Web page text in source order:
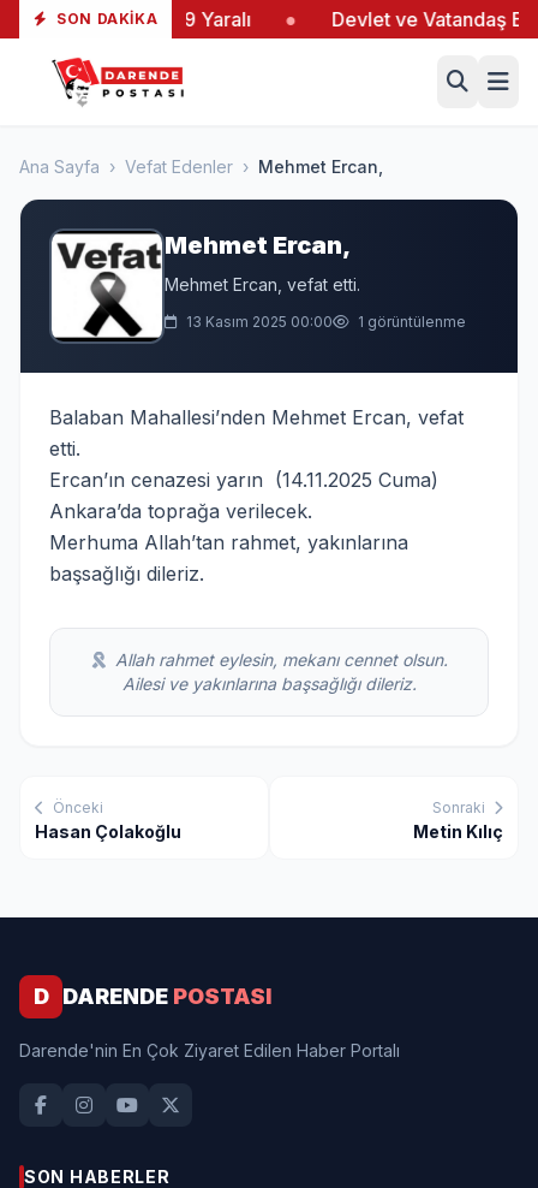
SON DAKIKA
Yangında 19 Yaralı Devlet ve Vatandaş El
Ana Sayfa › Vefat Edenler › Mehmet Ercan,
Mehmet Ercan,
Mehmet Ercan, vefat etti.
13 Kasım 2025 00:00 1 görüntülenme
Balaban Mahallesi’nden Mehmet Ercan, vefat
etti.
Ercan’ın cenazesi yarın (14.11.2025 Cuma)
Ankara’da toprağa verilecek.
Merhuma Allah’tan rahmet, yakınlarına
başsağlığı dileriz.
Allah rahmet eylesin, mekanı cennet olsun.
Ailesi ve yakınlarına başsağlığı dileriz.
Önceki
Hasan Çolakoğlu
Sonraki
Metin Kılıç
D DARENDE POSTASI
Darende'nin En Çok Ziyaret Edilen Haber Portalı
SON HABERLER